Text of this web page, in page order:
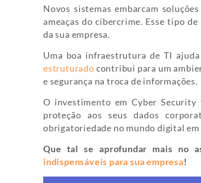
Novos sistemas embarcam
ameaças do cibercrime. Esse tipo de
da sua empresa.
Uma boa infraestrutura de TI
estruturado contribui para um
e segurança na troca de informações.
O investimento em Cyber Security
proteção aos seus dados
obrigatoriedade no mundo digital
Que tal se aprofundar mais no
indispensáveis para sua empresa!